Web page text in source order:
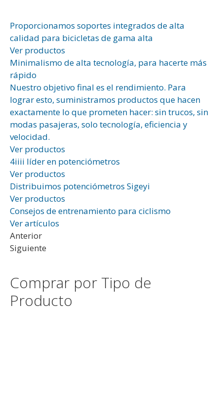
Proporcionamos soportes integrados de alta
calidad para bicicletas de gama alta
Ver productos
Minimalismo de alta tecnología, para hacerte más
rápido
Nuestro objetivo final es el rendimiento. Para
lograr esto, suministramos productos que hacen
exactamente lo que prometen hacer: sin trucos, sin
modas pasajeras, solo tecnología, eficiencia y
velocidad.
Ver productos
4iiii líder en potenciómetros
Ver productos
Distribuimos potenciómetros Sigeyi
Ver productos
Consejos de entrenamiento para ciclismo
Ver artículos
Anterior
Siguiente
Comprar por Tipo de
Producto